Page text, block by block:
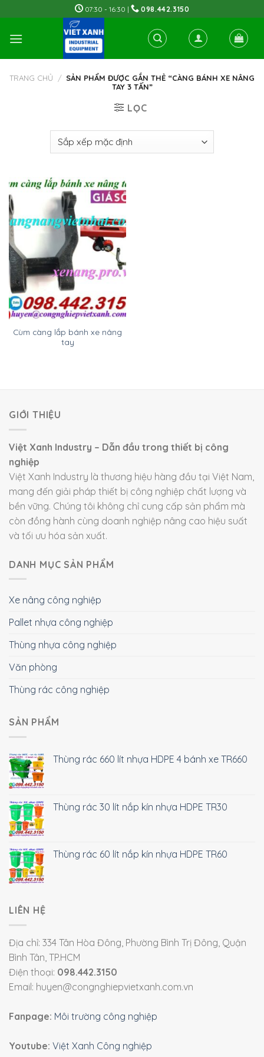
to
content
07:30 - 16:30 | 098.442.3150
TRANG CHỦ / SẢN PHẨM ĐƯỢC GẮN THẺ “CÀNG BÁNH XE NÂNG
TAY 3 TẤN”
LỌC
Cùm càng lắp bánh xe nâng
tay
GIỚI THIỆU
Việt Xanh Industry – Dẫn đầu trong thiết bị công
nghiệp
Việt Xanh Industry là thương hiệu hàng đầu tại Việt Nam,
mang đến giải pháp thiết bị công nghiệp chất lượng và
bền vững. Chúng tôi không chỉ cung cấp sản phẩm mà
còn đồng hành cùng doanh nghiệp nâng cao hiệu suất
và tối ưu hóa sản xuất.
DANH MỤC SẢN PHẨM
Xe nâng công nghiệp
Pallet nhựa công nghiệp
Thùng nhựa công nghiệp
Văn phòng
Thùng rác công nghiệp
SẢN PHẨM
Thùng rác 660 lít nhựa HDPE 4 bánh xe TR660
Thùng rác 30 lít nắp kín nhựa HDPE TR30
Thùng rác 60 lít nắp kín nhựa HDPE TR60
LIÊN HỆ
Địa chỉ: 334 Tân Hòa Đông, Phường Bình Trị Đông, Quận
Bình Tân, TP.HCM
Điện thoại: 098.442.3150
Email: huyen@congnghiepvietxanh.com.vn
Fanpage: Môi trường công nghiệp
Youtube: Việt Xanh Công nghiệp